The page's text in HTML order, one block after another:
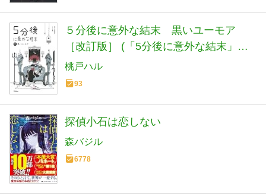
５分後に意外な結末 黒いユーモア
［改訂版］ (「5分後に意外な結末」シ
リーズ)
桃戸ハル
93
探偵小石は恋しない
森バジル
6778